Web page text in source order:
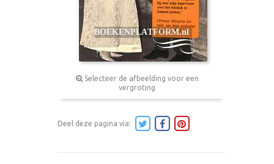
Selecteer de afbeelding voor een
vergroting
Deel deze pagina via: